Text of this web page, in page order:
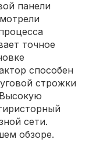
панели
точное
способен
строжки
сети.
обзоре.